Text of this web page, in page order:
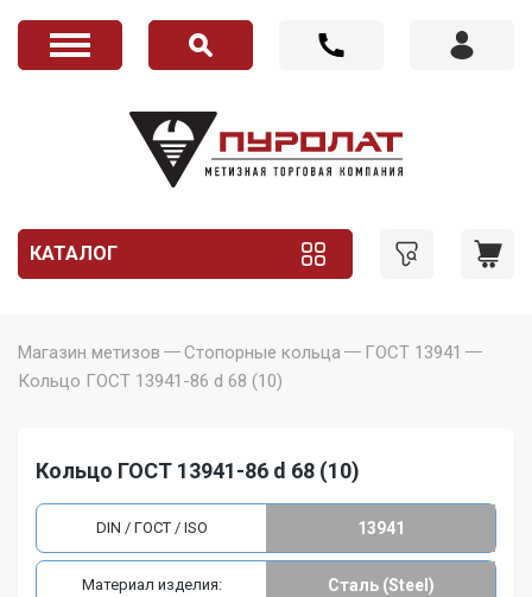
КАТАЛОГ
Магазин метизов Стопорные кольца
ГОСТ 13941
Кольцо ГОСТ 13941-86 d 68 (10)
Кольцо ГОСТ 13941-86 d 68 (10)
DIN / ГОСТ / ISO 13941
Материал изделия: Сталь (Steel)